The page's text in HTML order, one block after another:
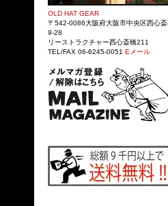
OLD HAT GEAR
〒542-0086大阪府大阪市中央区西心
9-28
リーストラクチャー西心斎橋211
TEL/FAX 06-6245-0051 Eメール